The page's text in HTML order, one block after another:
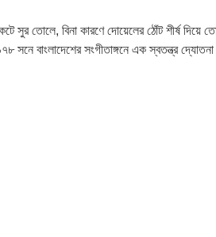
তোলে, বিনা কারণে দোয়েলের ঠোঁট শীর্ষ দিয়ে
বাংলাদেশের সংগীতাঙ্গনে এক স্বতন্ত্র দ্যোতনা